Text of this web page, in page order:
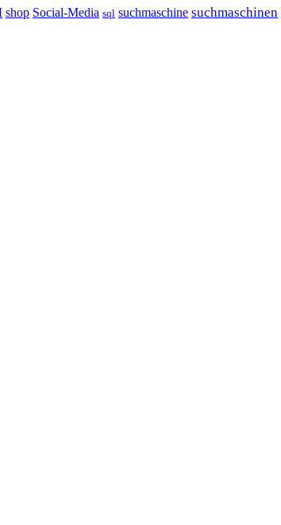
shop Social-Media sql suchmaschine suchmaschinen